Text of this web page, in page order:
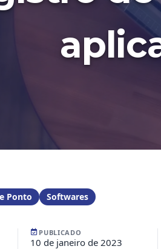
Ponto Softwares
PUBLICADO
10 de janeiro de 2023